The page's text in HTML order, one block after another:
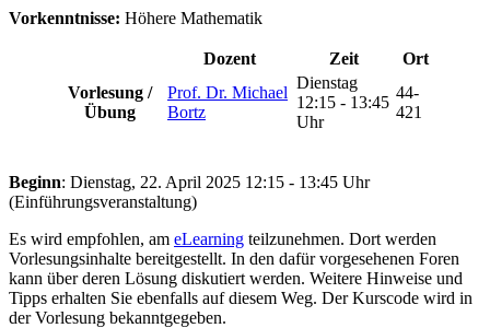
Vorkenntnisse: Höhere Mathematik
Dozent Zeit
Ort
Vorlesung /
Übung
Prof. Dr. Michael
Bortz
Dienstag
12:15 - 13:45
Uhr
44-
421
Beginn: Dienstag, 22. April 2025 12:15 - 13:45 Uhr
(Einführungsveranstaltung)
Es wird empfohlen, am eLearning teilzunehmen. Dort werden
Vorlesungsinhalte bereitgestellt. In den dafür vorgesehenen Foren
kann über deren Lösung diskutiert werden. Weitere Hinweise und
Tipps erhalten Sie ebenfalls auf diesem Weg. Der Kurscode wird in
der Vorlesung bekanntgegeben.